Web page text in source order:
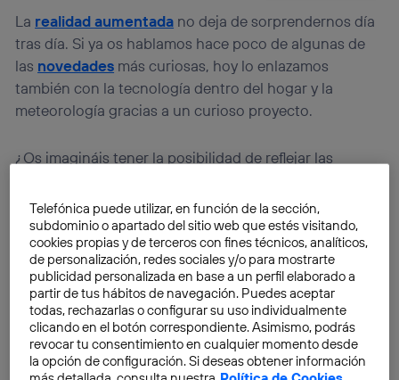
La realidad aumentada no deja de sorprendernos día
tras día. Si ya os hablamos hace poco de algunas de
las novedades más curiosas, hoy lo enlazamos
también con la tecnología dentro del hogar y la
meteorología gracias a un curioso proyecto.
¿Os imagináis tener la posibilidad de reflejar las
casa? Esa es la idea de Nebula 12, un producto
desarrollado por la empresa suiza Micasa en
colaboración conPjadaden el diseño, basado en un
concepto deStudio Totaly con el desarrollo de
Christian Isberg.Se trata de una lámpara capaz de
recrear una nubedentro de casa.
Telefónica puede utilizar, en función de la sección,
subdominio o apartado del sitio web que estés visitando,
cookies propias y de terceros con fines técnicos, analíticos,
de personalización, redes sociales y/o para mostrarte
publicidad personalizada en base a un perfil elaborado a
partir de tus hábitos de navegación. Puedes aceptar
todas, rechazarlas o configurar su uso individualmente
clicando en el botón correspondiente. Asimismo, podrás
revocar tu consentimiento en cualquier momento desde
la opción de configuración. Si deseas obtener información